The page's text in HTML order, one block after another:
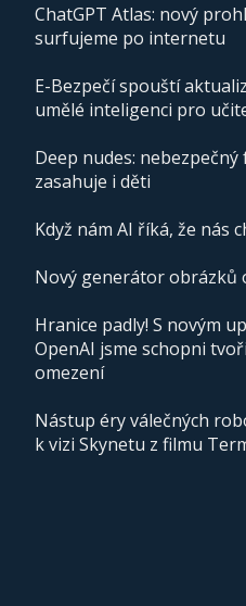
ChatGPT Atlas: nový
surfujeme po internetu
E-Bezpečí spouští
umělé inteligenci pro
Deep nudes:
zasahuje i děti
Když nám AI říká, že nás
Nový generátor obrázků
Hranice padly! S novým
OpenAI jsme schopni
omezení
Nástup éry válečných
k vizi Skynetu z filmu